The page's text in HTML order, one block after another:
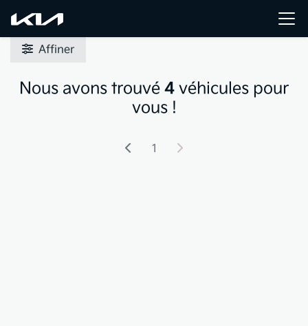
Affiner
Nous avons trouvé 4 véhicules pour
vous !
1